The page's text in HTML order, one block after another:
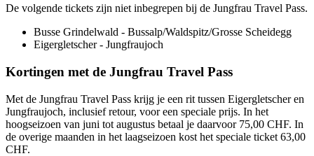
De volgende tickets zijn niet inbegrepen bij de Jungfrau Travel Pass.
Busse Grindelwald - Bussalp/Waldspitz/Grosse Scheidegg
Eigergletscher - Jungfraujoch
Kortingen met de Jungfrau Travel Pass
Met de Jungfrau Travel Pass krijg je een rit tussen Eigergletscher en
Jungfraujoch, inclusief retour, voor een speciale prijs. In het
hoogseizoen van juni tot augustus betaal je daarvoor 75,00 CHF. In
de overige maanden in het laagseizoen kost het speciale ticket 63,00
CHF.